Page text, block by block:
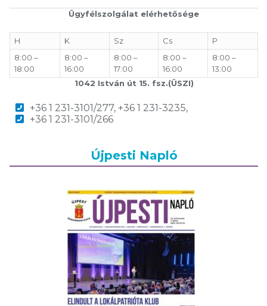
Ügyfélszolgálat elérhetősége
H K Sz Cs
P
8:00 –
18:00
8:00 –
16:00
8:00 –
17:00
8:00 –
16:00
8:00 –
13:00
1042 István út 15. fsz.(ÜSZI)
+36 1 231-3101/277, +36 1 231-3235,
+36 1 231-3101/266
Újpesti Napló